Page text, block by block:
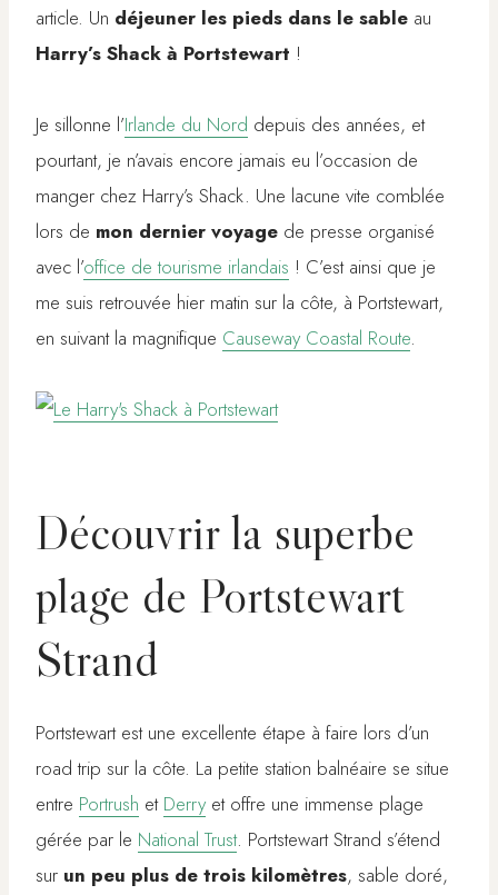
article. Un déjeuner les pieds dans le sable au
Harry’s Shack à Portstewart !
Je sillonne l’Irlande du Nord depuis des années, et
pourtant, je n’avais encore jamais eu l’occasion de
manger chez Harry’s Shack. Une lacune vite comblée
lors de mon dernier voyage de presse organisé
avec l’office de tourisme irlandais ! C’est ainsi que je
me suis retrouvée hier matin sur la côte, à Portstewart,
en suivant la magnifique Causeway Coastal Route.
Découvrir la superbe
plage de Portstewart
Strand
Portstewart est une excellente étape à faire lors d’un
road trip sur la côte. La petite station balnéaire se situe
entre Portrush et Derry et offre une immense plage
gérée par le National Trust. Portstewart Strand s’étend
sur un peu plus de trois kilomètres, sable doré,